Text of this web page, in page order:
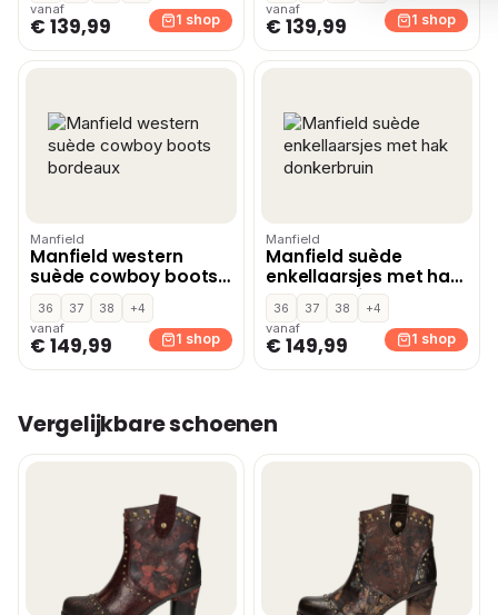
vanaf
€ 139,99 1 shop
vanaf
€ 139,99 1 shop
Manfield
Manfield western
suède cowboy boots
bordeaux
36 37 38
+4
vanaf
€ 149,99 1 shop
Manfield
Manfield suède
enkellaarsjes met hak
donkerbruin
36 37 38
+4
vanaf
€ 149,99 1 shop
Vergelijkbare schoenen